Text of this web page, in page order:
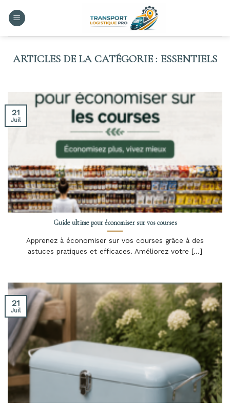
ESSENTIELS
Guide ultime pour économiser sur vos courses
Apprenez à économiser sur vos courses grâce à des
astuces pratiques et efficaces. Améliorez votre [...]
21
Juil
21
Juil